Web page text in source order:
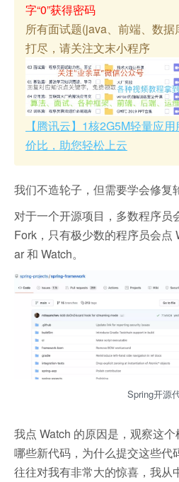
字“0”获得密码
所有面试题(java、前端、数
打尽，请关注文末小程序
【腾讯云】1核2G5M轻量应
价比，助您轻松上云
我们不造轮子，但需要学会修复
对于一个开源项目，多数程序员
Fork，只有极少数的程序员会点
ar 和 Watch。
Spring开源
我点 Watch 的原因是，观察这
哪些新代码，为什么提交这些代
往往对我有非常大的惊喜，我从